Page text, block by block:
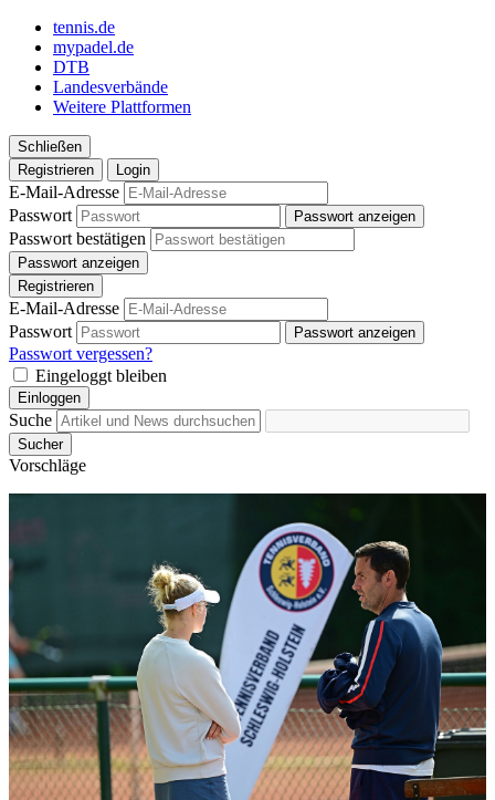
tennis.de
mypadel.de
DTB
Landesverbände
Weitere Plattformen
Schließen
Registrieren
Login
E-Mail-Adresse
Passwort
Passwort anzeigen
Passwort bestätigen
Passwort anzeigen
Registrieren
E-Mail-Adresse
Passwort
Passwort anzeigen
Passwort vergessen?
Eingeloggt bleiben
Einloggen
Suche
Sucher
Vorschläge